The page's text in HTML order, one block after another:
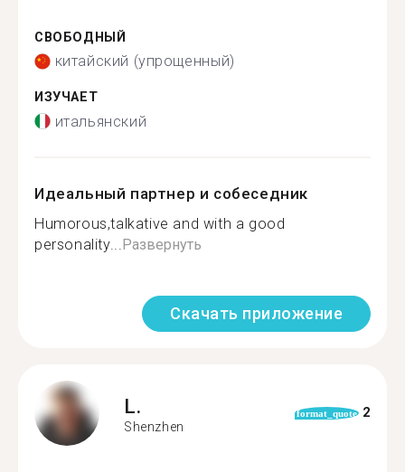
СВОБОДНЫЙ
китайский (упрощенный)
ИЗУЧАЕТ
итальянский
Идеальный партнер и собеседник
Humorous,talkative and with a good
personality... Развернуть
Скачать приложение
L.
Shenzhen
format_quote 2